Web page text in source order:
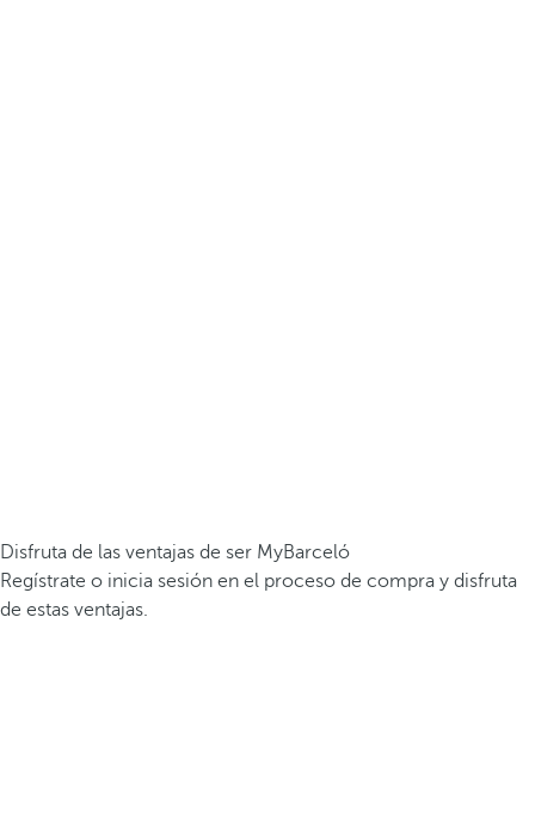
Disfruta de las ventajas de ser MyBarceló
Regístrate o inicia sesión en el proceso de compra y disfruta
de estas ventajas.